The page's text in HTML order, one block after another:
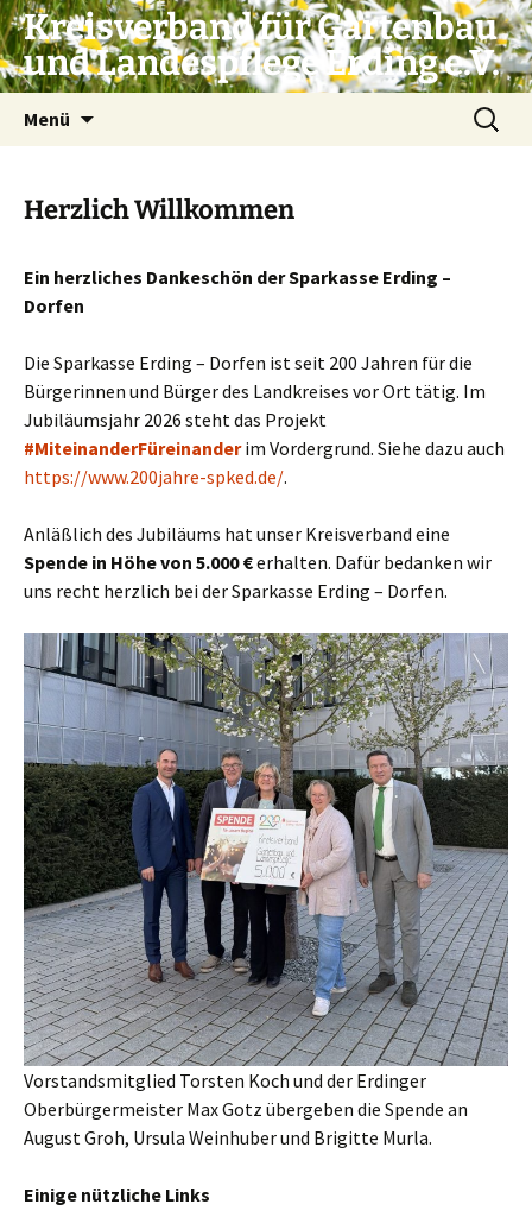
Zum
Inhalt
springen
Kreisverband für Gartenbau
und Landespflege Erding e.V.
Menü
Suchen
nach:
Herzlich Willkommen
Ein herzliches Dankeschön der Sparkasse Erding –
Dorfen
Die Sparkasse Erding – Dorfen ist seit 200 Jahren für die
Bürgerinnen und Bürger des Landkreises vor Ort tätig. Im
Jubiläumsjahr 2026 steht das Projekt
#MiteinanderFüreinanderim Vordergrund. Siehe dazu auch
https://www.200jahre-spked.de/.
Anläßlich des Jubiläums hat unser Kreisverband eine
Spende in Höhe von 5.000 €erhalten. Dafür bedanken wir
uns recht herzlich bei der Sparkasse Erding – Dorfen.
Vorstandsmitglied Torsten Koch und der Erdinger
Oberbürgermeister Max Gotz übergeben die Spende an
August Groh, Ursula Weinhuber und Brigitte Murla.
Einige nützliche Links